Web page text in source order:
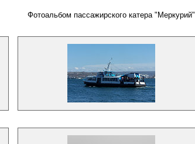
Фотоальбом пассажирского катера "Меркурий"